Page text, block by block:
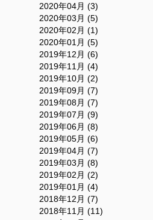
2020年04月 (3)
2020年03月 (5)
2020年02月 (1)
2020年01月 (5)
2019年12月 (6)
2019年11月 (4)
2019年10月 (2)
2019年09月 (7)
2019年08月 (7)
2019年07月 (9)
2019年06月 (8)
2019年05月 (6)
2019年04月 (7)
2019年03月 (8)
2019年02月 (2)
2019年01月 (4)
2018年12月 (7)
2018年11月 (11)